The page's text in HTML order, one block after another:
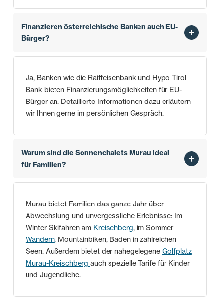
Finanzieren österreichische Banken auch EU-
Bürger?
Ja, Banken wie die Raiffeisenbank und Hypo Tirol
Bank bieten Finanzierungsmöglichkeiten für EU-
Bürger an. Detaillierte Informationen dazu erläutern
wir Ihnen gerne im persönlichen Gespräch.
Warum sind die Sonnenchalets Murau ideal
für Familien?
Murau bietet Familien das ganze Jahr über
Abwechslung und unvergessliche Erlebnisse: Im
Winter Skifahren am Kreischberg, im Sommer
Wandern, Mountainbiken, Baden in zahlreichen
Seen. Außerdem bietet der nahegelegene Golfplatz
Murau-Kreischberg auch spezielle Tarife für Kinder
und Jugendliche.